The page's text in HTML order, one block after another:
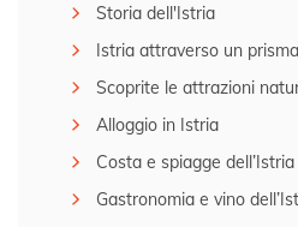
Storia dell'Istria
Istria attraverso un
Scoprite le attrazioni
Alloggio in Istria
Costa e spiagge dell’Istria
Gastronomia e vino